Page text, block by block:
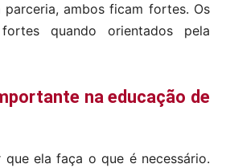
ambos ficam fortes. Os
quando orientados pela
na educação de
que ela faça o que é necessário.